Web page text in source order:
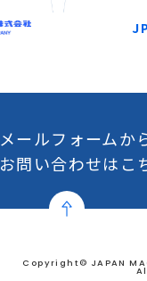
JP
メールフォームか
お問い合わせはこ
Copyright© JAPAN